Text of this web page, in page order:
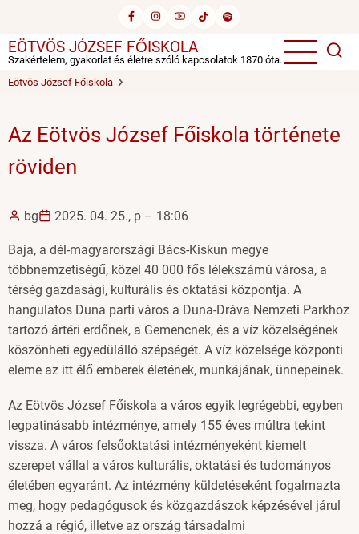
tartalomra
EÖTVÖS JÓZSEF FŐISKOLA
Szakértelem, gyakorlat és életre szóló kapcsolatok 1870 óta.
Eötvös József Főiskola
Az Eötvös József Főiskola története
röviden
bg 2025. 04. 25., p – 18:06
Baja, a dél-magyarországi Bács-Kiskun megye
többnemzetiségű, közel 40 000 fős lélekszámú városa, a
térség gazdasági, kulturális és oktatási központja. A
hangulatos Duna parti város a Duna-Dráva Nemzeti Parkhoz
tartozó ártéri erdőnek, a Gemencnek, és a víz közelségének
köszönheti egyedülálló szépségét. A víz közelsége központi
eleme az itt élő emberek életének, munkájának, ünnepeinek.
Az Eötvös József Főiskola a város egyik legrégebbi, egyben
legpatinásabb intézménye, amely 155 éves múltra tekint
vissza. A város felsőoktatási intézményeként kiemelt
szerepet vállal a város kulturális, oktatási és tudományos
életében egyaránt. Az intézmény küldetéseként fogalmazta
meg, hogy pedagógusok és közgazdászok képzésével járul
hozzá a régió, illetve az ország társadalmi